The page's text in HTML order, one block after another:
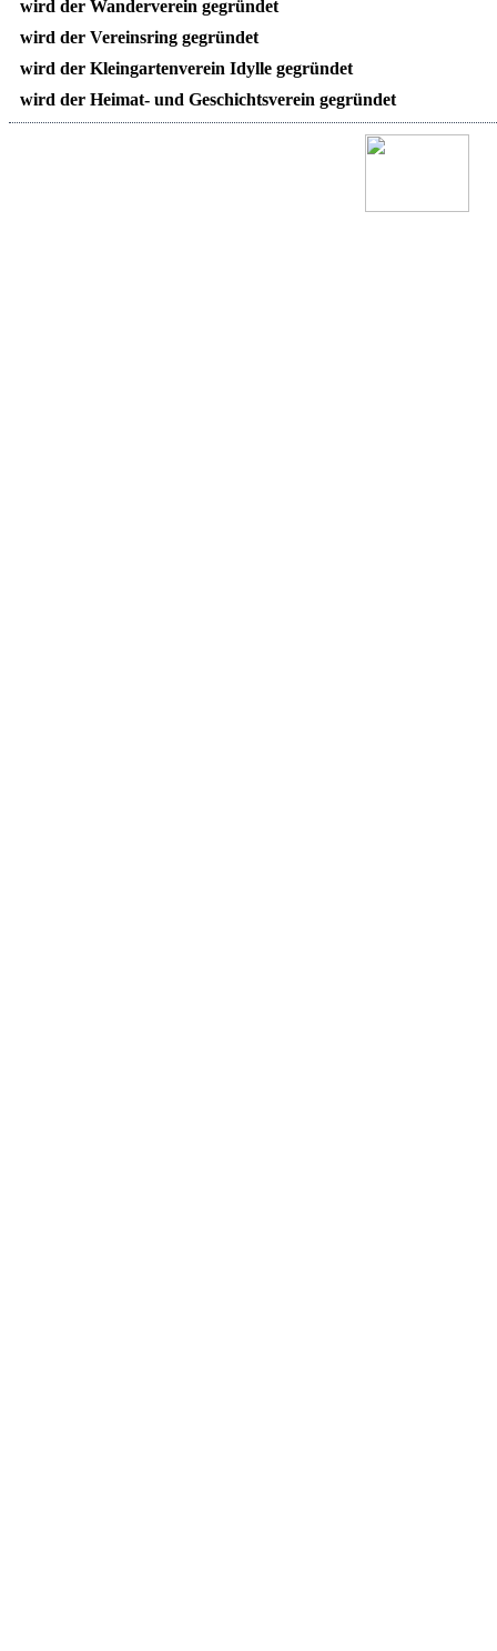
wird der Wanderverein gegründet
wird der Vereinsring gegründet
wird der Kleingartenverein Idylle gegründet
wird der Heimat- und Geschichtsverein gegründet